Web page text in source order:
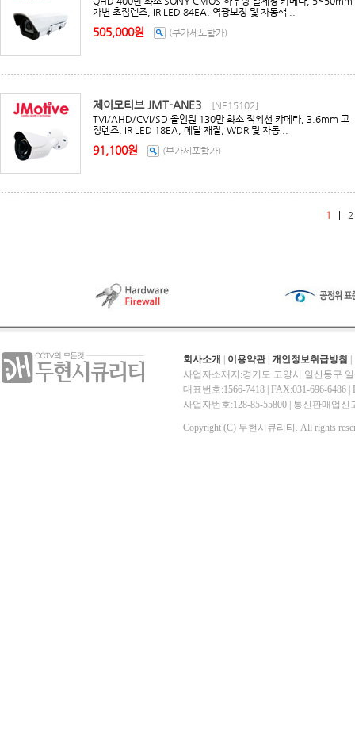
가변 초점렌즈, IR LED 84EA, 역광보정 및 자동색 ..
505,000원 (부가세포함가)
제이모티브 JMT-ANE3
[NE15102]
TVI/AHD/CVI/SD 올인원 130만 화소 적외선 카메라, 3.6mm 고
정렌즈, IR LED 18EA, 메탈 재질, WDR 및 자동 ..
91,100원 (부가세포함가)
1 | 2
회사소개 이용약관| 개인정보취급방침
사업자소재지:경기도 고양시 일산동구
대표번호:1566-7418 | FAX:031-696-6486 |
사업자번호:128-85-55800 | 통신판매업
Copyright (C) 두현시큐리티. All rights